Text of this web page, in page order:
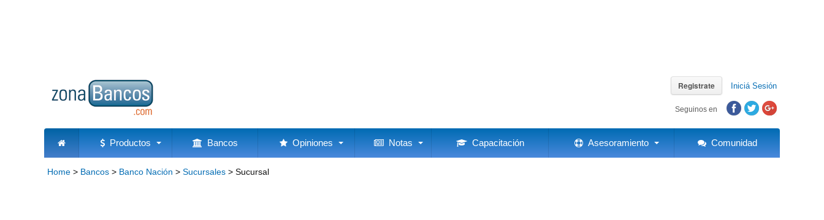
Registrate Iniciá Sesión
Seguinos en
Productos Bancos Opiniones Notas Capacitación Asesoramiento Comunidad
Home > Bancos > Banco Nación > Sucursales > Sucursal